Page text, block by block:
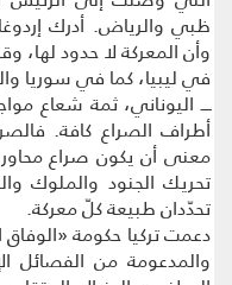
ظبي والرياض. أدرك
وأن المعركة لا حدود لها،
في ليبيا، كما في سوريا
ــــ اليوناني، ثمة شعاع
أطراف الصراع كافة.
معنى أن يكون صراع
تحريك الجنود والملوك
تحدّدان طبيعة كلّ معركة.
دعمت تركيا حكومة «الوفاق
والمدعومة من الفصائل